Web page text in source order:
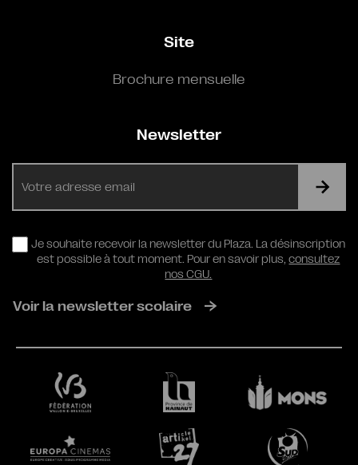
Site
Brochure mensuelle
Newsletter
RGPD
Je souhaite recevoir la newsletter du Plaza. La désinscription
est possible à tout moment. Pour en savoir plus,consultez
nos CGU.
Voir la newsletter scolaire